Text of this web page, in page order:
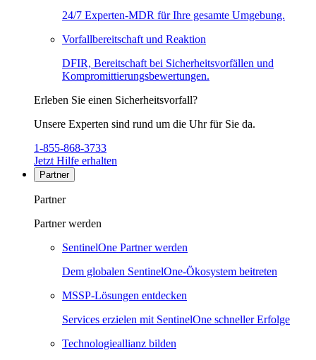
24/7 Experten-MDR für Ihre gesamte Umgebung.
Vorfallbereitschaft und Reaktion
DFIR, Bereitschaft bei Sicherheitsvorfällen und
Kompromittierungsbewertungen.
Erleben Sie einen Sicherheitsvorfall?
Unsere Experten sind rund um die Uhr für Sie da.
1-855-868-3733
Jetzt Hilfe erhalten
Partner
Partner
Partner werden
SentinelOne Partner werden
Dem globalen SentinelOne-Ökosystem beitreten
MSSP-Lösungen entdecken
Services erzielen mit SentinelOne schneller Erfolge
Technologieallianz bilden